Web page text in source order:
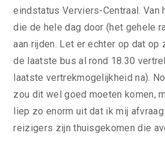
eindstatus Verviers-Centraal. Van
die de hele dag door (het gehele
aan rijden. Let er echter op dat op
de laatste bus al rond 18.30
laatste vertrekmogelijkheid na).
zou dit wel goed moeten komen,
liep zo enorm uit dat ik mij
reizigers zijn thuisgekomen die